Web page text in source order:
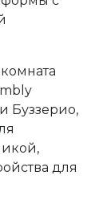
Буззерио,
для